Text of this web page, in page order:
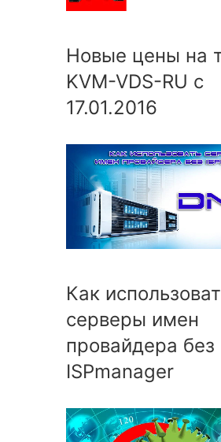
Новые цены на
KVM-VDS-RU с
17.01.2016
Как
серверы имен
провайдера без
ISPmanager